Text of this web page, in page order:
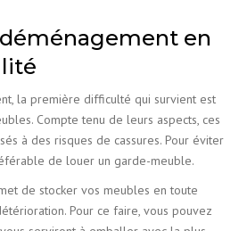
en
la première difficulté qui survient est
Compte tenu de leurs aspects, ces
à des risques de cassures. Pour éviter
de louer un garde-meuble.
de stocker vos meubles en toute
Pour ce faire, vous pouvez